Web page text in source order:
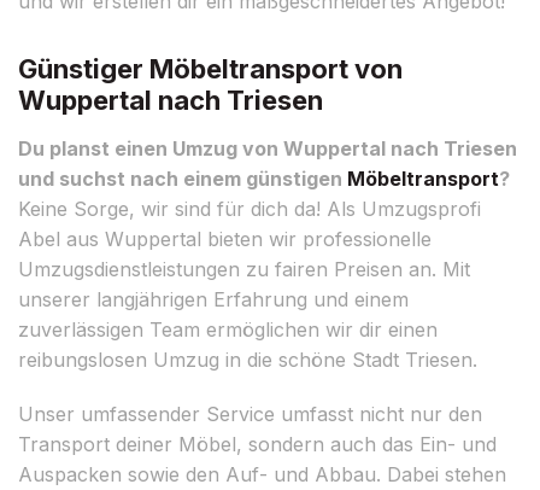
Günstiger Möbeltransport von
Wuppertal nach Triesen
Du planst einen Umzug von Wuppertal nach Triesen
und suchst nach einem günstigen Möbeltransport?
Keine Sorge, wir sind für dich da! Als Umzugsprofi
Abel aus Wuppertal bieten wir professionelle
Umzugsdienstleistungen zu fairen Preisen an. Mit
unserer langjährigen Erfahrung und einem
zuverlässigen Team ermöglichen wir dir einen
reibungslosen Umzug in die schöne Stadt Triesen.
Unser umfassender Service umfasst nicht nur den
Transport deiner Möbel, sondern auch das Ein- und
Auspacken sowie den Auf- und Abbau. Dabei stehen